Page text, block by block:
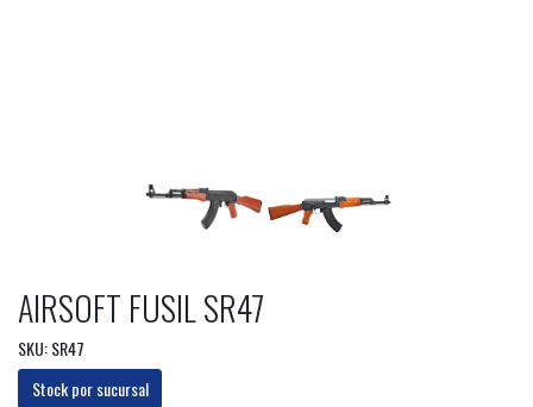
AIRSOFT FUSIL SR47
SKU: SR47
Stock por sucursal